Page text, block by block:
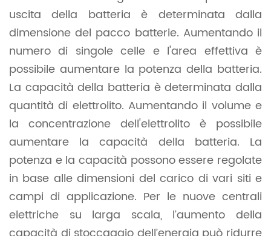
uscita della batteria è determinata dalla
dimensione del pacco batterie. Aumentando il
numero di singole celle e l'area effettiva è
possibile aumentare la potenza della batteria.
La capacità della batteria è determinata dalla
quantità di elettrolito. Aumentando il volume e
la concentrazione dell'elettrolito è possibile
aumentare la capacità della batteria. La
potenza e la capacità possono essere regolate
in base alle dimensioni del carico di vari siti e
campi di applicazione. Per le nuove centrali
elettriche su larga scala, l’aumento della